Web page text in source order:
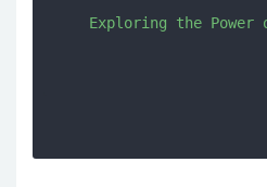
Exploring the Power